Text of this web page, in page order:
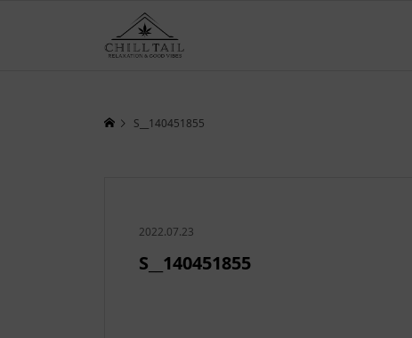
S__140451855
2022.07.23
S__140451855